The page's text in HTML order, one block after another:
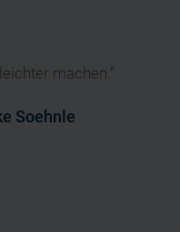
machen.“
Soehnle